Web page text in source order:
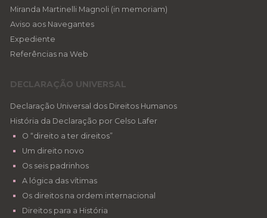
Miranda Martinelli Magnoli (in memoriam)
Aviso aos Navegantes
Expediente
Referências na Web
DECLARAÇÃO UNIVERSAL
Declaração Universal dos Direitos Humanos
História da Declaração por Celso Lafer
O “direito a ter direitos”
Um direito novo
Os seis padrinhos
A lógica das vítimas
Os direitos na ordem internacional
Direitos para a História